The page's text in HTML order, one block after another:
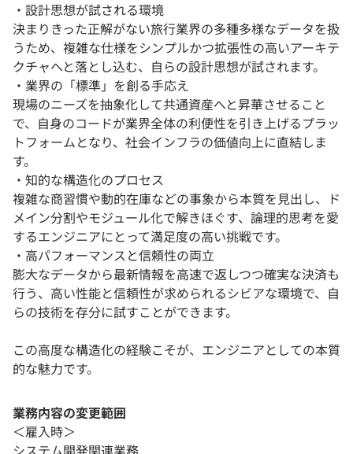
・設計思想が試される環境
決まりきった正解がない旅行業界の多種多様なデータを扱
うため、複雑な仕様をシンプルかつ拡張性の高いアーキテ
クチャへと落とし込む、自らの設計思想が試されます。
・業界の「標準」を創る手応え
現場のニーズを抽象化して共通資産へと昇華させること
で、自身のコードが業界全体の利便性を引き上げるプラッ
トフォームとなり、社会インフラの価値向上に直結しま
す。
・知的な構造化のプロセス
複雑な商習慣や動的在庫などの事象から本質を見出し、ド
メイン分割やモジュール化で解きほぐす、論理的思考を愛
するエンジニアにとって満足度の高い挑戦です。
・高パフォーマンスと信頼性の両立
膨大なデータから最新情報を高速で返しつつ確実な決済も
行う、高い性能と信頼性が求められるシビアな環境で、自
らの技術を存分に試すことができます。
この高度な構造化の経験こそが、エンジニアとしての本質
的な魅力です。
業務内容の変更範囲
＜雇入時＞
システム開発関連業務